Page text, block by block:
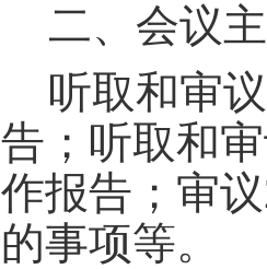
二、会议
听取和审
告；听取和
作报告； 审议
的事项等。